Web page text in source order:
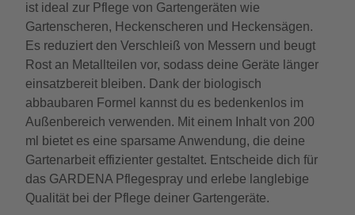
ist ideal zur Pflege von Gartengeräten wie
Gartenscheren, Heckenscheren und Heckensägen.
Es reduziert den Verschleiß von Messern und beugt
Rost an Metallteilen vor, sodass deine Geräte länger
einsatzbereit bleiben. Dank der biologisch
abbaubaren Formel kannst du es bedenkenlos im
Außenbereich verwenden. Mit einem Inhalt von 200
ml bietet es eine sparsame Anwendung, die deine
Gartenarbeit effizienter gestaltet. Entscheide dich für
das GARDENA Pflegespray und erlebe langlebige
Qualität bei der Pflege deiner Gartengeräte.